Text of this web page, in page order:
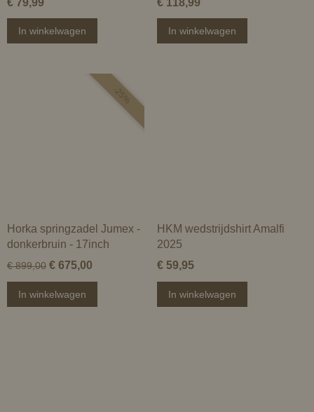
In winkelwagen In winkelwagen
-25%
Horka springzadel Jumex -
donkerbruin - 17inch
€ 899,00 € 675,00
In winkelwagen
HKM wedstrijdshirt Amalfi
2025
€ 59,95
In winkelwagen